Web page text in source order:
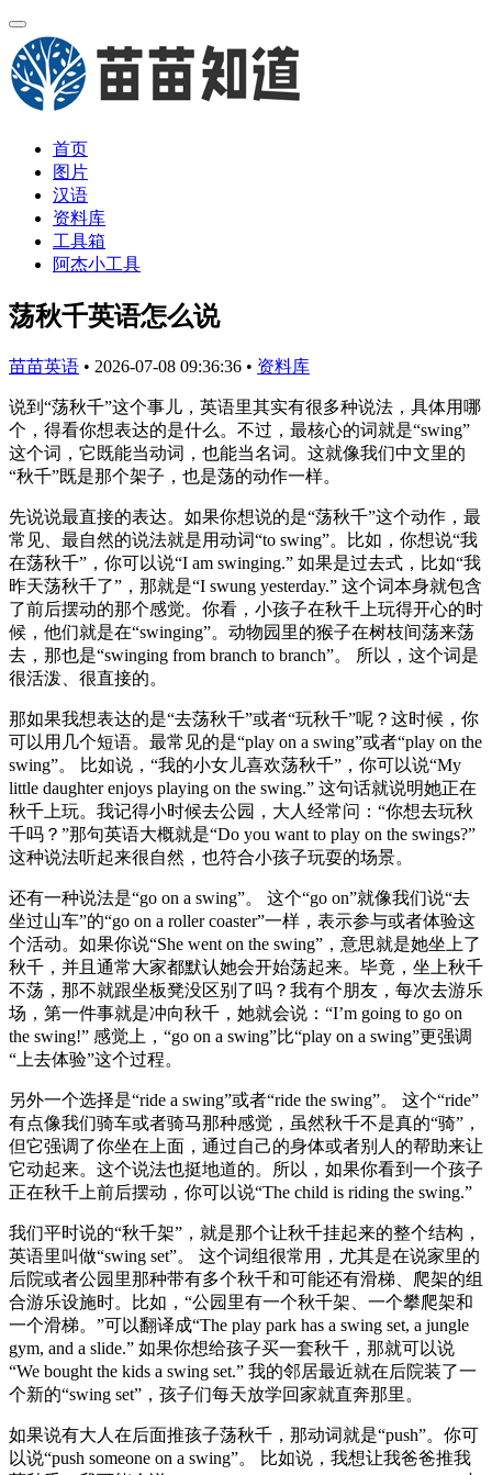
首页
图片
汉语
资料库
工具箱
阿杰小工具
荡秋千英语怎么说
苗苗英语 • 2026-07-08 09:36:36 • 资料库
说到“荡秋千”这个事儿，英语里其实有很多种说法，具体用哪
个，得看你想表达的是什么。不过，最核心的词就是“swing”
这个词，它既能当动词，也能当名词。这就像我们中文里的
“秋千”既是那个架子，也是荡的动作一样。
先说说最直接的表达。如果你想说的是“荡秋千”这个动作，最
常见、最自然的说法就是用动词“to swing”。比如，你想说“我
在荡秋千”，你可以说“I am swinging.” 如果是过去式，比如“我
昨天荡秋千了”，那就是“I swung yesterday.” 这个词本身就包含
了前后摆动的那个感觉。你看，小孩子在秋千上玩得开心的时
候，他们就是在“swinging”。动物园里的猴子在树枝间荡来荡
去，那也是“swinging from branch to branch”。 所以，这个词是
很活泼、很直接的。
那如果我想表达的是“去荡秋千”或者“玩秋千”呢？这时候，你
可以用几个短语。最常见的是“play on a swing”或者“play on the
swing”。 比如说，“我的小女儿喜欢荡秋千”，你可以说“My
little daughter enjoys playing on the swing.” 这句话就说明她正在
秋千上玩。我记得小时候去公园，大人经常问：“你想去玩秋
千吗？”那句英语大概就是“Do you want to play on the swings?”
这种说法听起来很自然，也符合小孩子玩耍的场景。
还有一种说法是“go on a swing”。 这个“go on”就像我们说“去
坐过山车”的“go on a roller coaster”一样，表示参与或者体验这
个活动。如果你说“She went on the swing”，意思就是她坐上了
秋千，并且通常大家都默认她会开始荡起来。毕竟，坐上秋千
不荡，那不就跟坐板凳没区别了吗？我有个朋友，每次去游乐
场，第一件事就是冲向秋千，她就会说：“I’m going to go on
the swing!” 感觉上，“go on a swing”比“play on a swing”更强调
“上去体验”这个过程。
另外一个选择是“ride a swing”或者“ride the swing”。 这个“ride”
有点像我们骑车或者骑马那种感觉，虽然秋千不是真的“骑”，
但它强调了你坐在上面，通过自己的身体或者别人的帮助来让
它动起来。这个说法也挺地道的。所以，如果你看到一个孩子
正在秋千上前后摆动，你可以说“The child is riding the swing.”
我们平时说的“秋千架”，就是那个让秋千挂起来的整个结构，
英语里叫做“swing set”。 这个词组很常用，尤其是在说家里的
后院或者公园里那种带有多个秋千和可能还有滑梯、爬架的组
合游乐设施时。比如，“公园里有一个秋千架、一个攀爬架和
一个滑梯。”可以翻译成“The play park has a swing set, a jungle
gym, and a slide.” 如果你想给孩子买一套秋千，那就可以说
“We bought the kids a swing set.” 我的邻居最近就在后院装了一
个新的“swing set”，孩子们每天放学回家就直奔那里。
如果说有大人在后面推孩子荡秋千，那动词就是“push”。你可
以说“push someone on a swing”。 比如说，我想让我爸爸推我